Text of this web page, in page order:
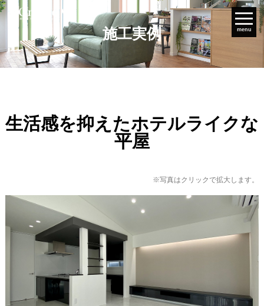
menu
施工実例
生活感を抑えたホテルライクな
平屋
※写真はクリックで拡大します。